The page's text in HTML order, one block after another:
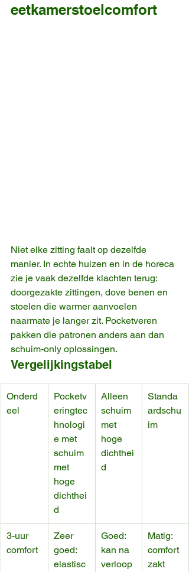
eetkamerstoelcomfort
Niet elke zitting faalt op dezelfde
manier. In echte huizen en in de horeca
zie je vaak dezelfde klachten terug:
doorgezakte zittingen, dove benen en
stoelen die warmer aanvoelen
naarmate je langer zit. Pocketveren
pakken die patronen anders aan dan
schuim-only oplossingen.
Vergelijkingstabel
Onderd
eel
Pocketv
eringtec
hnologi
e met
schuim
met
hoge
dichthei
d
Alleen
schuim
met
hoge
dichthei
d
Standa
ardschu
im
3-uur
comfort
Zeer
goed:
elastisc
Goed:
kan na
verloop
Matig:
comfort
zakt